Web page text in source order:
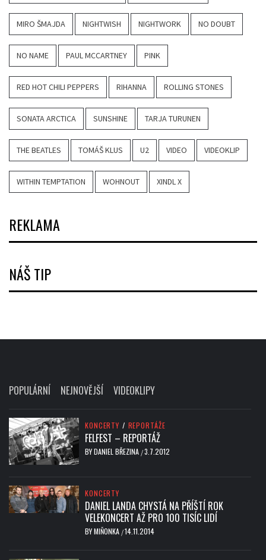
MIRO ŠMAJDA NIGHTWISH NIGHTWORK NO DOUBT
NO NAME PAUL MCCARTNEY PINK
RED HOT CHILI PEPPERS RIHANNA ROLLING STONES
SONATA ARCTICA SUNSHINE TARJA TURUNEN
THE BEATLES TOMÁŠ KLUS U2 VIDEO VIDEOKLIP
WITHIN TEMPTATION WOHNOUT XINDL X
REKLAMA
NÁŠ TIP
POPULÁRNÍ NEJNOVĚJŠÍ VIDEOKLIPY
KONCERTY / REPORTÁŽE
FELFEST – REPORTÁŽ
BYDANIEL BŘEZINA /3.7.2012
KONCERTY
DANIEL LANDA CHYSTÁ NA PŘÍŠTÍ ROK
VELEKONCERT AŽ PRO 100 TISÍC LIDÍ
BYMIŇONKA /14.11.2014